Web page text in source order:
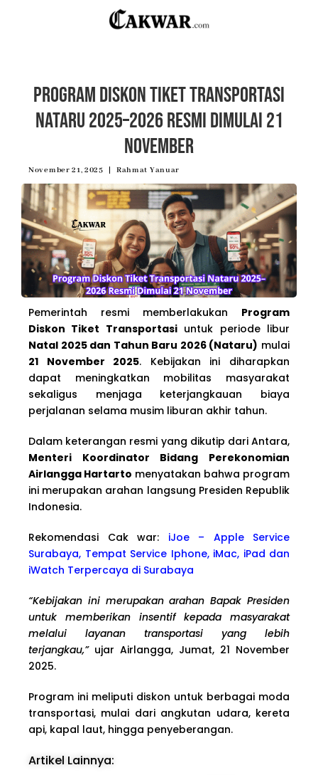
Program Diskon Tiket Transportasi
Nataru 2025–2026 Resmi Dimulai 21
November
November 21, 2025 Rahmat Yanuar
Pemerintah resmi memberlakukan Program
Diskon Tiket Transportasiuntuk periode libur
Natal 2025 dan Tahun Baru 2026 (Nataru) mulai
21 November 2025. Kebijakan ini diharapkan
dapat meningkatkan mobilitas masyarakat
sekaligus menjaga keterjangkauan biaya
perjalanan selama musim liburan akhir tahun.
Dalam keterangan resmi yang dikutip dari Antara,
Menteri Koordinator Bidang Perekonomian
Airlangga Hartarto menyatakan bahwa program
ini merupakan arahan langsung Presiden Republik
Indonesia.
Rekomendasi Cak war: iJoe – Apple Service
Surabaya, Tempat Service Iphone, iMac, iPad dan
iWatch Terpercaya di Surabaya
“Kebijakan ini merupakan arahan Bapak Presiden
untuk memberikan insentif kepada masyarakat
melalui layanan transportasi yang lebih
terjangkau,”ujar Airlangga, Jumat, 21 November
2025.
Program ini meliputi diskon untuk berbagai moda
transportasi, mulai dari angkutan udara, kereta
api, kapal laut, hingga penyeberangan.
Artikel Lainnya: